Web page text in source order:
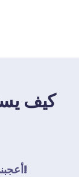
أعجبني؟ شارك مع مدرسين آخرين!